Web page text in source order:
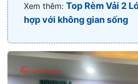
Xem thêm: Top Rèm Vải 2
hợp với không gian sống